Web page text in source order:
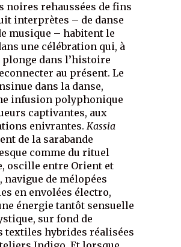
noires rehaussées de fins
interprètes – de danse
musique – habitent le
une célébration qui, à
plonge dans l’histoire
au présent. Le
dans la danse,
infusion polyphonique
captivantes, aux
enivrantes.Kassia
de la sarabande
comme du rituel
oscille entre Orient et
navigue de mélopées
en envolées électro,
énergie tantôt sensuelle
sur fond de
textiles hybrides réalisées